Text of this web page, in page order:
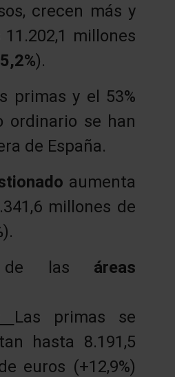
crecen más y
millones
).
primas y el 53%
ordinario se han
de España.
aumenta
millones de
).
de las áreas
Las primas se
hasta 8.191,5
euros (+12,9%)